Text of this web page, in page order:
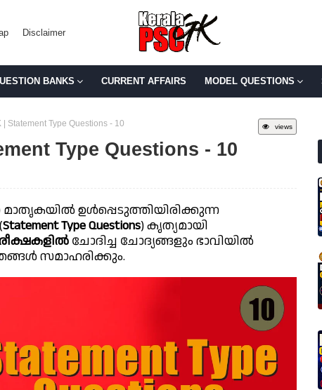
Disclaimer
BANKS CURRENT AFFAIRS MODEL QUESTIONS
views
| Statement Type Questions - 10
Type Questions - 10
ഉൾപ്പെടുത്തിയിരിക്കുന്ന
Statement Type Questions) കൃത്യമായി
ചോദിച്ച ചോദ്യങ്ങളും ഭാവിയിൽ
സമാഹരിക്കും.